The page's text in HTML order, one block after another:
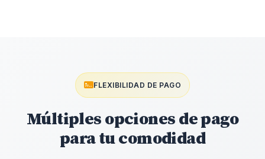
FLEXIBILIDAD DE PAGO
Múltiples opciones de pago
para tu comodidad